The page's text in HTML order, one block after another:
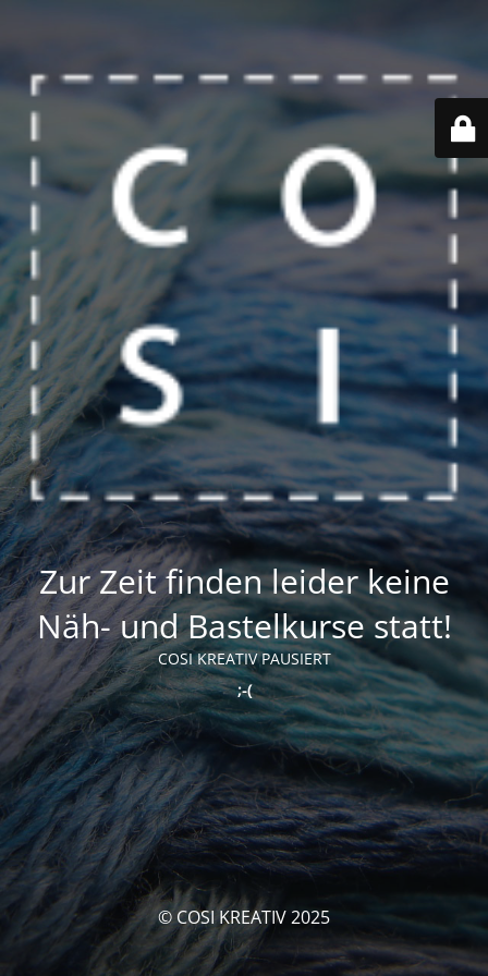
Zur Zeit finden leider keine
Näh- und Bastelkurse statt!
COSI KREATIV PAUSIERT
;-(
© COSI KREATIV 2025